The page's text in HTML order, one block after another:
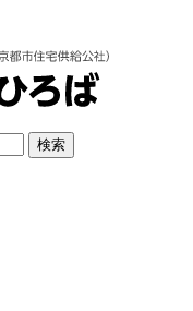
検索